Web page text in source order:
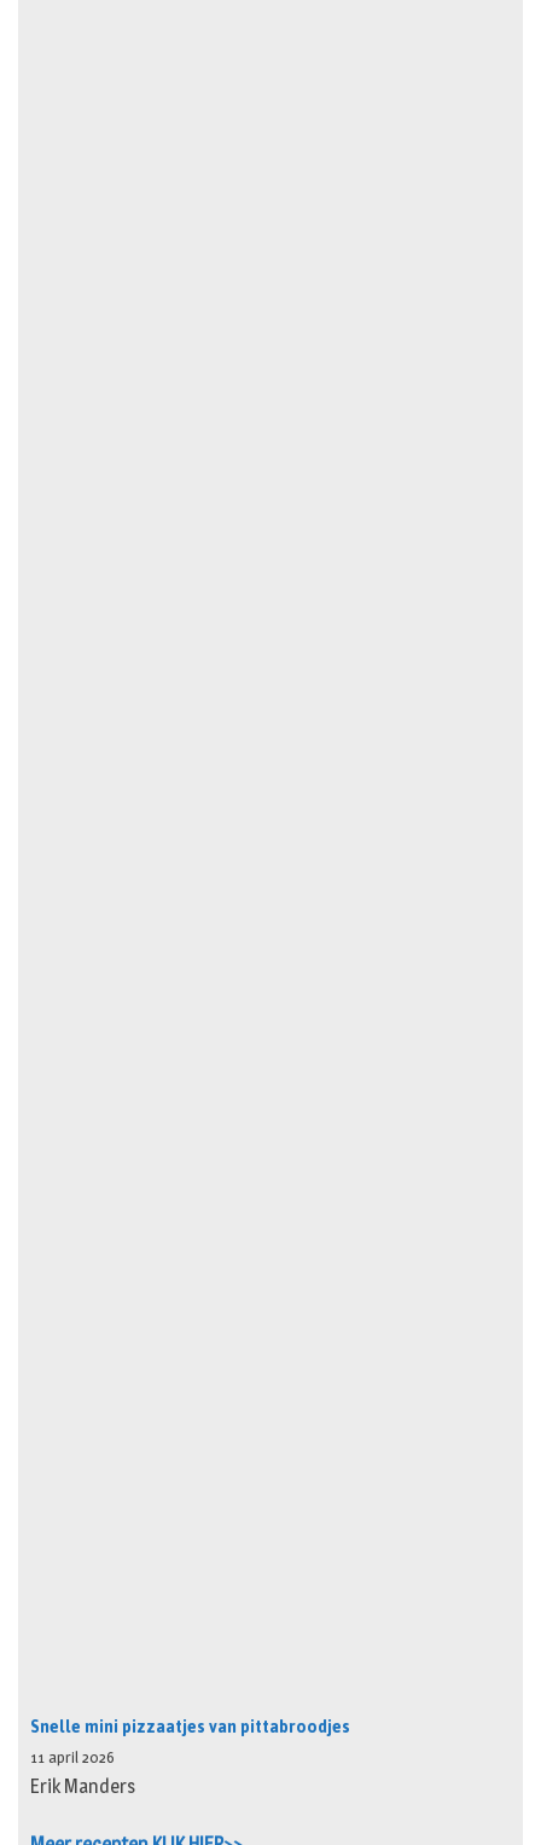
Snelle mini pizzaatjes van pittabroodjes
11 april 2026
Erik Manders